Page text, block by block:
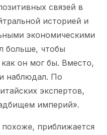
связей в
историей и
экономическими
больше, чтобы
он мог бы. Вместо,
наблюдал. По
экспертов,
империй».
приближается